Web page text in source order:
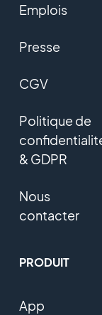
Emplois
Presse
CGV
Politique de
& GDPR
Nous
contacter
PRODUIT
App